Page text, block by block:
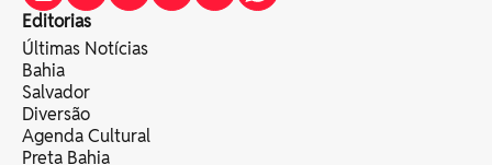
Editorias
Últimas Notícias
Bahia
Salvador
Diversão
Agenda Cultural
Preta Bahia